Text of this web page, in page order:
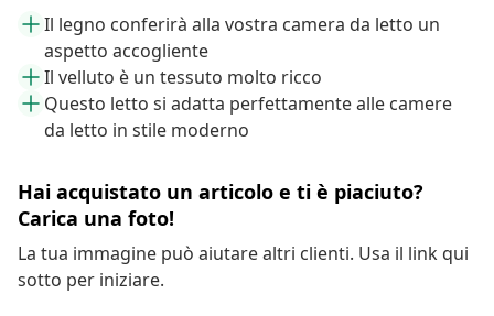
Il legno conferirà alla vostra camera da letto un
aspetto accogliente
Il velluto è un tessuto molto ricco
Questo letto si adatta perfettamente alle camere
da letto in stile moderno
Hai acquistato un articolo e ti è piaciuto?
Carica una foto!
La tua immagine può aiutare altri clienti. Usa il link qui
sotto per iniziare.